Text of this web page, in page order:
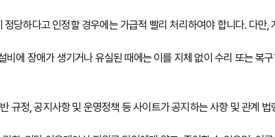
당하다고 인정할 경우에는 가급적 빨리 처리하여야 합니다. 다
에 장애가 생기거나 유실된 때에는 이를 지체 없이 수리 또는 복
규정, 공지사항 및 운영정책 등 사이트가 공지하는 사항 및 관계